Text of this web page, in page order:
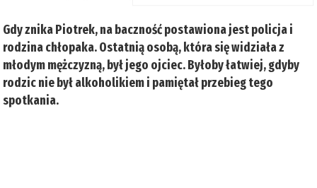
Gdy znika Piotrek, na baczność postawiona jest policja i
rodzina chłopaka. Ostatnią osobą, która się widziała z
młodym mężczyzną, był jego ojciec. Byłoby łatwiej, gdyby
rodzic nie był alkoholikiem i pamiętał przebieg tego
spotkania.